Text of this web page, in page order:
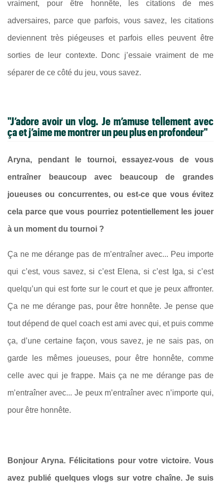
vraiment, pour être honnête, les citations de mes
adversaires, parce que parfois, vous savez, les citations
deviennent très piégeuses et parfois elles peuvent être
sorties de leur contexte. Donc j’essaie vraiment de me
séparer de ce côté du jeu, vous savez.
"J’adore avoir un vlog. Je m’amuse tellement avec
ça et j’aime me montrer un peu plus en profondeur"
Aryna, pendant le tournoi, essayez-vous de vous
entraîner beaucoup avec beaucoup de grandes
joueuses ou concurrentes, ou est-ce que vous évitez
cela parce que vous pourriez potentiellement les jouer
à un moment du tournoi ?
Ça ne me dérange pas de m’entraîner avec... Peu importe
qui c’est, vous savez, si c’est Elena, si c’est Iga, si c’est
quelqu’un qui est forte sur le court et que je peux affronter.
Ça ne me dérange pas, pour être honnête. Je pense que
tout dépend de quel coach est ami avec qui, et puis comme
ça, d’une certaine façon, vous savez, je ne sais pas, on
garde les mêmes joueuses, pour être honnête, comme
celle avec qui je frappe. Mais ça ne me dérange pas de
m’entraîner avec... Je peux m’entraîner avec n’importe qui,
pour être honnête.
Bonjour Aryna. Félicitations pour votre victoire. Vous
avez publié quelques vlogs sur votre chaîne. Je suis